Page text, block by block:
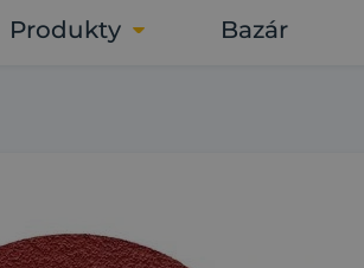
Produkty Bazár